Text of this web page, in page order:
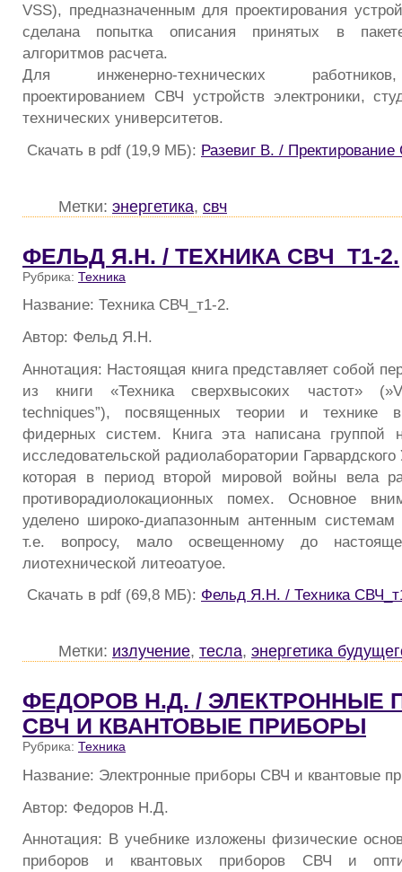
VSS), предназначенным для проектирования
сделана попытка описания принятых в
алгоритмов расчета.
Для инженерно-технических
проектированием СВЧ устройств электроники,
технических университетов.
Скачать в pdf (19,9 МБ): Разевиг В. /
Метки: энергетика, свч
ФЕЛЬД Я.Н. / ТЕХНИКА СВЧ_Т1-2.
Рубрика: Техника
Название: Техника СВЧ_т1-2.
Автор: Фельд Я.Н.
Аннотация: Настоящая книга представляет собой
из книги «Техника сверхвысоких частот»
techniques”), посвященных теории и технике
фидерных систем. Книга эта написана группой
исследовательской радиолаборатории
которая в период второй мировой войны вела
противорадиолокационных помех. Основное
уделено широко-диапазонным антенным
т.е. вопросу, мало освещенному до
лиотехнической литеоатуое.
Скачать в pdf (69,8 МБ): Фельд Я.Н. / Техника
Метки: излучение, тесла, энергетика
ФЕДОРОВ Н.Д. / ЭЛЕКТРОННЫЕ
СВЧ И КВАНТОВЫЕ ПРИБОРЫ
Рубрика: Техника
Название: Электронные приборы СВЧ и квантовые
Автор: Федоров Н.Д.
Аннотация: В учебнике изложены физические
приборов и квантовых приборов СВЧ и